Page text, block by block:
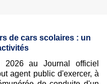
de cars scolaires : un
au Journal officiel
agent public d'exercer, à